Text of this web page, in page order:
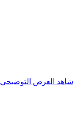
شاهد العرض التوضيحي